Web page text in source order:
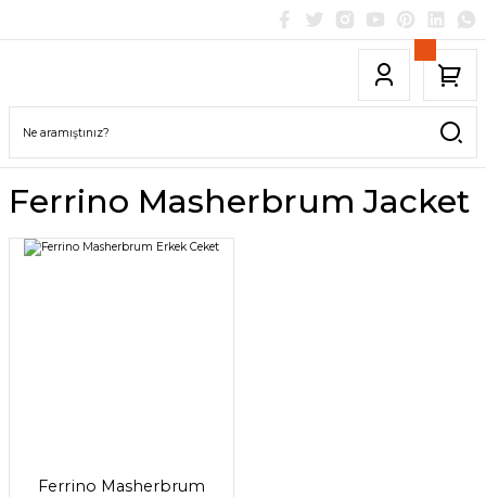
Ferrino Masherbrum Jacket
Ferrino Masherbrum